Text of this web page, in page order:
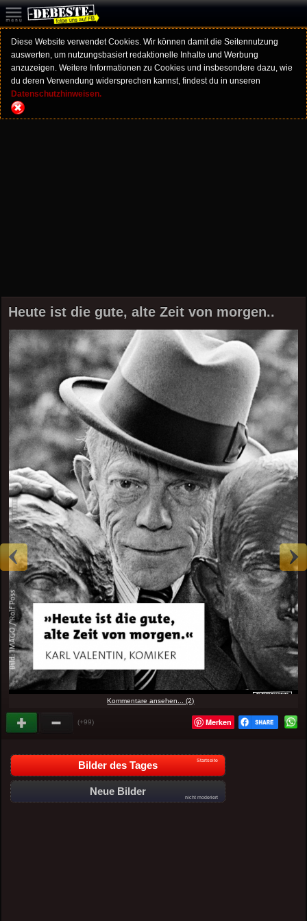
Diese Website verwendet Cookies. Wir können damit die Seitennutzung
auswerten, um nutzungsbasiert redaktionelle Inhalte und Werbung
anzuzeigen. Weitere Informationen zu Cookies und insbesondere dazu, wie
du deren Verwendung widersprechen kannst, findest du in unseren
Datenschutzhinweisen.
Heute ist die gute, alte Zeit von morgen..
Kommentare ansehen... (2)
(+99) Merken
Bilder des Tages Startseite
Neue Bilder
nicht moderiert